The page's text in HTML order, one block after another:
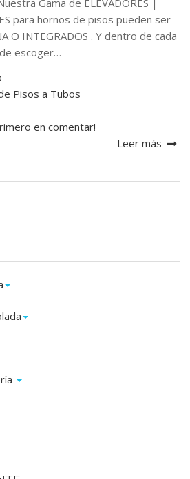
Gama de ELEVADORES |
para hornos de pisos pueden ser
O INTEGRADOS . Y dentro de cada
escoger…
Pisos a Tubos
en comentar!
Leer más